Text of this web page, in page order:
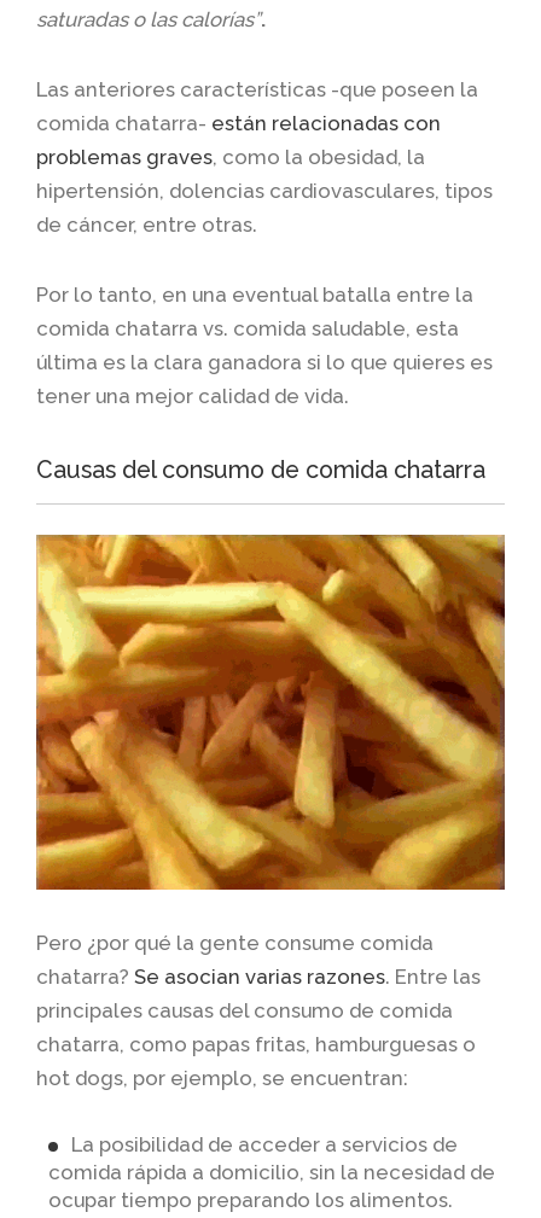
saturadas o las calorías”.
Las anteriores características -que poseen la
comida chatarra- están relacionadas con
problemas graves, como la obesidad, la
hipertensión, dolencias cardiovasculares, tipos
de cáncer, entre otras.
Por lo tanto, en una eventual batalla entre la
comida chatarra vs. comida saludable, esta
última es la clara ganadora si lo que quieres es
tener una mejor calidad de vida.
Causas del consumo de comida chatarra
Pero ¿por qué la gente consume comida
chatarra? Se asocian varias razones. Entre las
principales causas del consumo de comida
chatarra, como papas fritas, hamburguesas o
hot dogs, por ejemplo, se encuentran:
La posibilidad de acceder a servicios de
comida rápida a domicilio, sin la necesidad de
ocupar tiempo preparando los alimentos.